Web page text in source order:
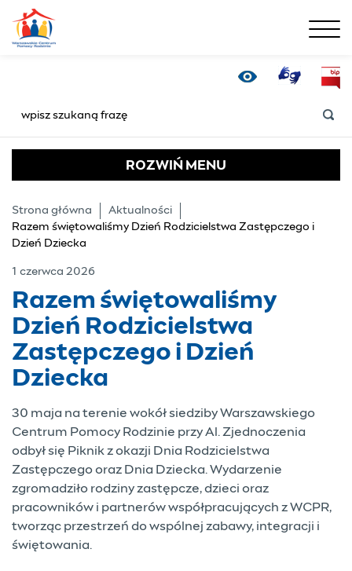
Razem Tłumacz Online
ROZWIŃ MENU
Strona główna
Aktualności
Razem świętowaliśmy Dzień Rodzicielstwa Zastępczego i
Dzień Dziecka
1 czerwca 2026
Razem świętowaliśmy
Dzień Rodzicielstwa
Zastępczego i Dzień
Dziecka
30 maja na terenie wokół siedziby Warszawskiego
Centrum Pomocy Rodzinie przy Al. Zjednoczenia
odbył się Piknik z okazji Dnia Rodzicielstwa
Zastępczego oraz Dnia Dziecka. Wydarzenie
zgromadziło rodziny zastępcze, dzieci oraz
pracowników i partnerów współpracujących z WCPR,
tworząc przestrzeń do wspólnej zabawy, integracji i
świętowania.